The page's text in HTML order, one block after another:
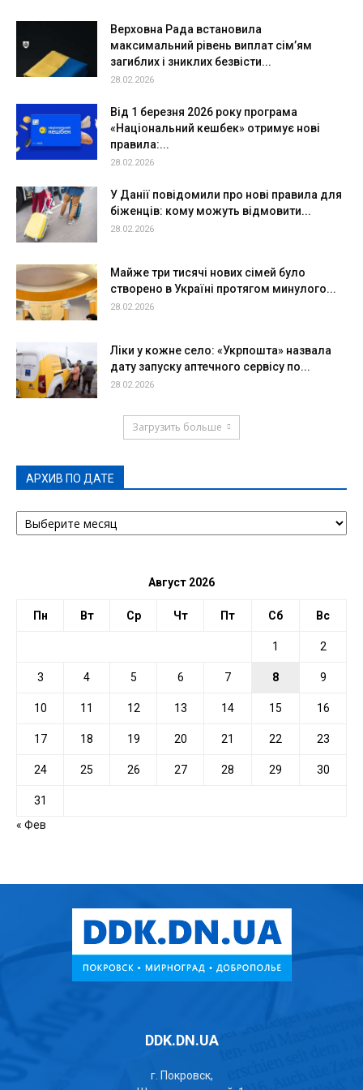
Верховна Рада встановила
максимальний рівень виплат сім’ям
загиблих і зниклих безвісти...
28.02.2026
Від 1 березня 2026 року програма
«Національний кешбек» отримує нові
правила:...
28.02.2026
У Данії повідомили про нові правила для
біженців: кому можуть відмовити...
28.02.2026
Майже три тисячі нових сімей було
створено в Україні протягом минулого...
28.02.2026
Ліки у кожне село: «Укрпошта» назвала
дату запуску аптечного сервісу по...
28.02.2026
Загрузить больше
АРХИВ ПО ДАТЕ
АРХИВ
ПО
Август 2026
Пн Вт Ср Чт Пт Сб Вс
1 2
3 4 5 6 7 8 9
10 11 12 13 14 15 16
17 18 19 20 21 22 23
24 25 26 27 28 29 30
31
« Фев
DDK.DN.UA
г. Покровск,